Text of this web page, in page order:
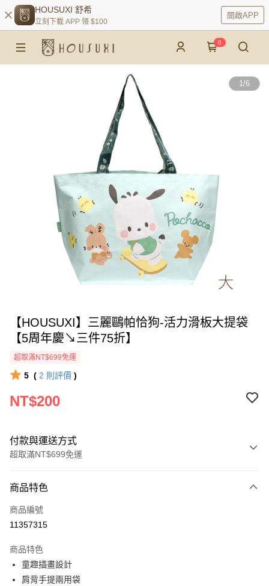
HOUSUXI 舒希
立刻下載 APP 領 $100
開啟APP
0
1/6
【HOUSUXI】三麗鷗帕恰狗-活力滑板大提袋
【5周年慶↘三件75折】
超取滿NT$699免運
5 ( 2 則評價 )
NT$200
付款與運送方式
超取滿NT$699免運
信用卡一次付款
超商取貨付款
Apple Pay
街口支付
商品特色
商品編號
11357315
商品特色
童趣插畫設計
肩背手提兩用袋